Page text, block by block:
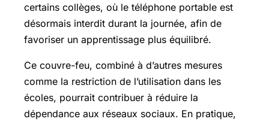
certains collèges, où le téléphone portable est
désormais interdit durant la journée, afin de
favoriser un apprentissage plus équilibré.
Ce couvre-feu, combiné à d’autres mesures
comme la restriction de l’utilisation dans les
écoles, pourrait contribuer à réduire la
dépendance aux réseaux sociaux. En pratique,